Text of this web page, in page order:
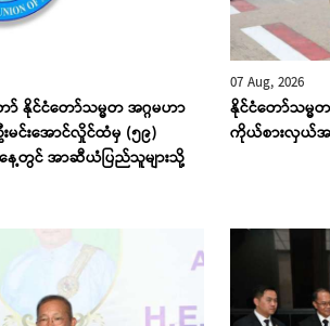
ာ် နိုင်ငံတော်သမ္မတ အဂ္ဂမဟာ
မင်းအောင်လှိုင်ထံမှ (၅၉)
တွင် အာဆီယံပြည်သူများသို့
07 Aug, 2026
နိုင်ငံတော်သမ္မ
ကိုယ်စားလှယ်အဖွဲ့